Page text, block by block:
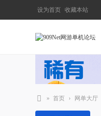
设为首页 收藏本站
90
» 首页 › 网单大厅